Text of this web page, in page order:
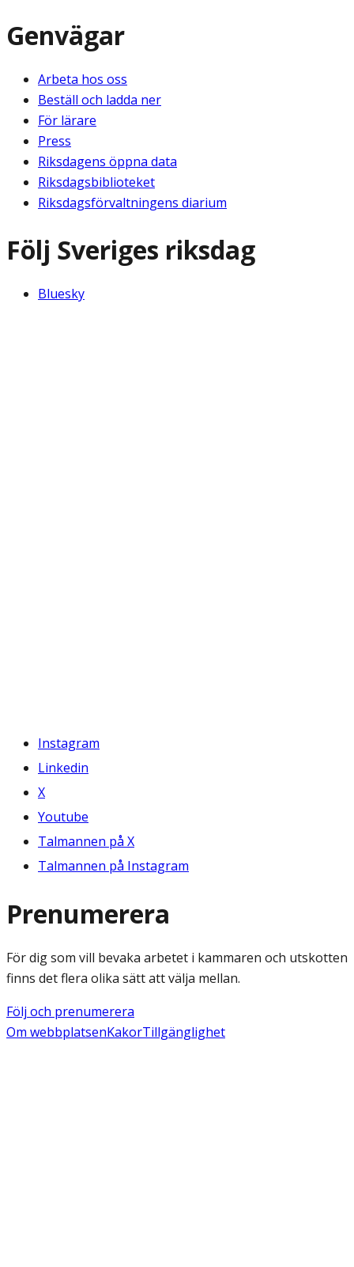
Genvägar
Arbeta hos oss
Beställ och ladda ner
För lärare
Press
Riksdagens öppna data
Riksdagsbiblioteket
Riksdagsförvaltningens diarium
Följ Sveriges riksdag
Bluesky
Instagram
Linkedin
X
Youtube
Talmannen på X
Talmannen på Instagram
Prenumerera
För dig som vill bevaka arbetet i kammaren och utskotten
finns det flera olika sätt att välja mellan.
Följ och prenumerera
Om webbplatsenKakorTillgänglighet